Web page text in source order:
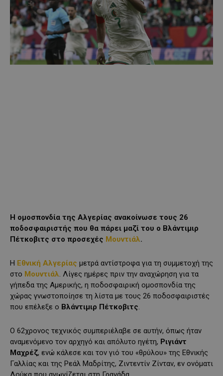
Η ομοσπονδία της Αλγερίας ανακοίνωσε τους 26
ποδοσφαιριστής που θα πάρει μαζί του ο Βλάντιμιρ
Πέτκοβιτς στο προσεχές Μουντιάλ.
Η Εθνική Αλγερίας μετρά αντίστροφα για τη συμμετοχή της
στο Μουντιάλ. Λίγες ημέρες πριν την αναχώρηση για τα
γήπεδα της Αμερικής, η ποδοσφαιρική ομοσπονδία της
χώρας γνωστοποίησε τη λίστα με τους 26 ποδοσφαιριστές
που επέλεξε ο Βλάντιμιρ Πέτκοβιτς.
Ο 62χρονος τεχνικός συμπεριέλαβε σε αυτήν, όπως ήταν
αναμενόμενο τον αρχηγό και απόλυτο ηγέτη, Ριγιάντ
Μαχρέζ, ενώ κάλεσε και τον γιό του «θρύλου» της Εθνικής
Γαλλίας και της Ρεάλ Μαδρίτης, Ζιντεντίν Ζίνταν, εν ονόματι